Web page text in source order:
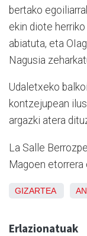
bertako
ekin diote
abiatuta, eta
Nagusia
Udaletxeko
kontzejupean
argazki atera
La Salle
Magoen etorrera
GIZARTEA
Erlazionatuak